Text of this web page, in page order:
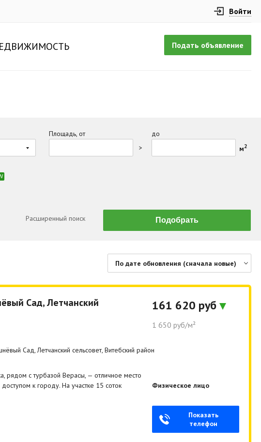
Войти
Подать объявление
Площадь, от
>
до
м2
Расширенный поиск
По дате обновления (сначала новые)
По дате обновления (сначала новые)
По дате обновления (сначала старые)
Сад, Летчанский
Сад, Летчанский сельсовет, Витебский район
рядом с турбазой Верасы, — отличное место
к городу. На участке 15 соток
161 620 руб
1 650 руб/м²
Физическое лицо
Показать
телефон